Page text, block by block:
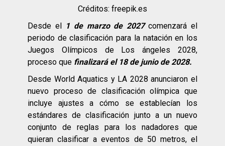
Créditos: freepik.es
Desde el 1 de marzo de 2027comenzará el
periodo de clasificación para la natación en los
Juegos Olímpicos de Los ángeles 2028,
proceso que finalizará el 18 de junio de 2028.
Desde World Aquatics y LA 2028 anunciaron el
nuevo proceso de clasificación olímpica que
incluye ajustes a cómo se establecían los
estándares de clasificación junto a un nuevo
conjunto de reglas para los nadadores que
quieran clasificar a eventos de 50 metros, el